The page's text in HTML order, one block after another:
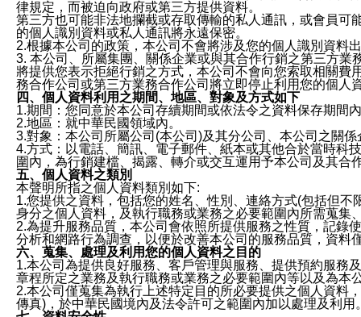
律規定，而被迫向政府或第三方提供資料。
第三方也可能非法地攔截或存取傳輸的私人通訊，或會員
的個人識別資料或私人通訊將永遠保密。
2.根據本公司的政策，本公司不會將涉及您的個人識別資料
3. 本公司、所屬集團、關係企業或與其合作行銷之第三方
將提供您表示拒絕行銷之方式，本公司不會向您索取相關
務合作公司或第三方業務合作公司將立即停止利用您的個人
四、個人資料利用之期間、地區、對象及方式如下
1.期間：您同意於本公司存續期間或依法令之資料保存期間
2.地區：就中華民國領域內。
3.對象：本公司所屬公司(本公司)及其分公司、本公司之關
4.方式：以電話、簡訊、電子郵件、紙本或其他合於當時科
圍內，為行銷建檔、揭露、轉介或交互運用予本公司及其合
五、個人資料之類別
本聲明所指之個人資料類別如下:
1.您提供之資料，包括您的姓名、性別、連絡方式(包括但
身分之個人資料，及執行職務或業務之必要範圍內所需蒐集
2.為提升服務品質，本公司會依照所提供服務之性質，記錄
分析和網路行為調查，以便於改善本公司的服務品質，資料
六、蒐集、處理及利用您的個人資料之目的
1.本公司為提供良好服務、客戶管理與服務、提供預約服務
章程所定之業務及執行職務或業務之必要範圍內等以及為
2.本公司僅蒐集為執行上述特定目的所必要提供之個人資料
傳真)，於中華民國境內及法令許可之範圍內加以處理及利用